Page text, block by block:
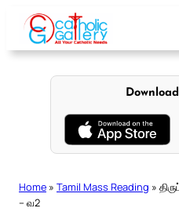
content
Home » Tamil Mass Reading »
– வ2